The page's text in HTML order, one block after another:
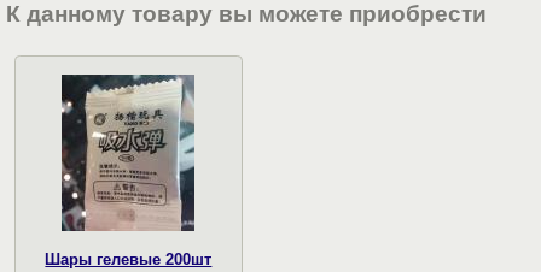
К данному товару вы можете приобрести
Шары гелевые 200шт